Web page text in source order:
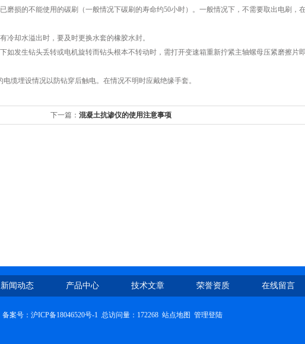
损的不能使用的碳刷（一般情况下碳刷的寿命约50小时）。一般情况下，不需要取出电刷，
却水溢出时，要及时更换水套的橡胶水封。
发生钻头丢转或电机旋转而钻头根本不转动时，需打开变速箱重新拧紧主轴螺母压紧磨擦片
缆埋设情况以防钻穿后触电。在情况不明时应戴绝缘手套。
下一篇： 混凝土抗渗仪的使用注意事项
新闻动态 产品中心 技术文章 荣誉资质 在线留言
案号： 沪ICP备18046520号-1 总访问量：172268 站点地图 管理登陆